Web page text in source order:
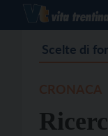
Scelte di